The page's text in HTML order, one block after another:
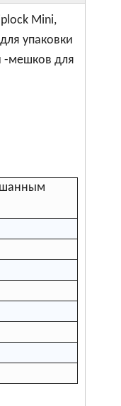
х пакетов
Mini,
упаковки
-мешков для